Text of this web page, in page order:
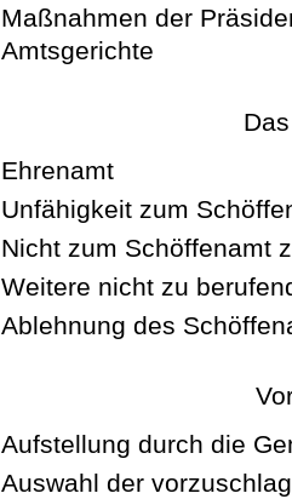
Maßnahmen der
Amtsgerichte
Ehrenamt
Unfähigkeit zum
Nicht zum Schöffenamt
Weitere nicht zu
Ablehnung des
Aufstellung durch die
Auswahl der